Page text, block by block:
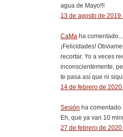
agua de Mayo!!!
13 de agosto de 2019
CaMa ha comentado...
¡Felicidades!
recortar. Yo a veces
inconscientemente,
te pasa así que ni
14 de febrero de
Sesión ha comentado...
Eh, que ya van 10
27 de febrero de